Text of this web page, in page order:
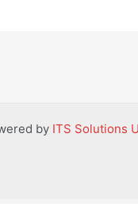
by ITS Solutions